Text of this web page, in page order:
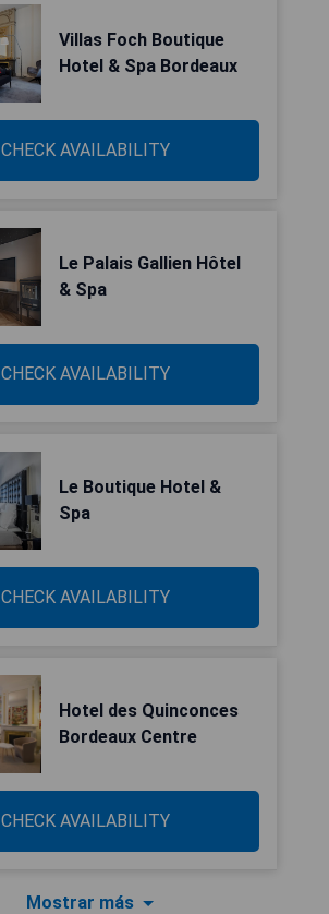
Villas Foch Boutique
Hotel & Spa Bordeaux
CHECK AVAILABILITY
Le Palais Gallien Hôtel
& Spa
CHECK AVAILABILITY
Le Boutique Hotel &
Spa
CHECK AVAILABILITY
Hotel des Quinconces
Bordeaux Centre
CHECK AVAILABILITY
Mostrar más